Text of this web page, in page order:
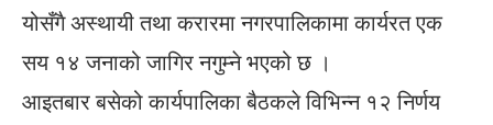
योसँगै अस्थायी तथा करारमा नगरपालिकामा कार्यरत एक
सय १४ जनाको जागिर नगुम्ने भएको छ ।
आइतबार बसेको कार्यपालिका बैठकले विभिन्न १२ निर्णय